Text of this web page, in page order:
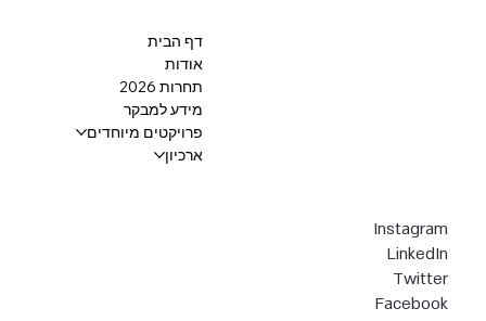
Instagram
LinkedIn
Twitter
Facebook
דף הבית
אודות
תחרות 2026
מידע למבקר
פרויקטים מיוחדים
ארכיון